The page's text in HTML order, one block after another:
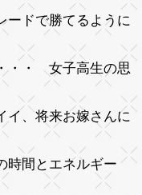
ドで勝てるように
・・ 女子高生の思
イ、将来お嫁さんに
時間とエネルギー